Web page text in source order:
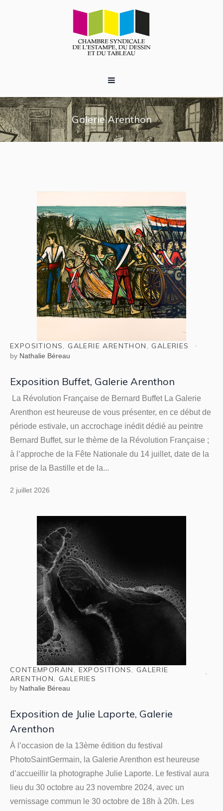
Galerie Arenthon
EXPOSITIONS, GALERIE ARENTHON , GALERIES
by Nathalie Béreau
Exposition Buffet, Galerie Arenthon
La Révolution Française de Bernard Buffet La Galerie
Arenthon est heureuse de vous présenter, en ce début de
période estivale, un accrochage inédit dédié au peintre
Bernard Buffet, sur le thème de la Révolution Française ;
à l’approche de la Fête Nationale du 14 juillet, date de la
prise de la Bastille et de la...
2 juillet 2026
CONTEMPORAIN , EXPOSITIONS, GALERIE
ARENTHON, GALERIES
by Nathalie Béreau
Exposition de Julie Laporte, Galerie
Arenthon
À l’occasion de la 13ème édition du festival
PhotoSaintGermain, la Galerie Arenthon est heureuse
d’accueillir la photographe Julie Laporte. Le festival aura
lieu du 30 octobre au 23 novembre 2024, avec un
vernissage commun le 30 octobre de 18h à 20h. Les